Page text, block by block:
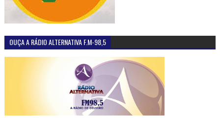
OUÇA A RÁDIO ALTERNATIVA F.M-98,5